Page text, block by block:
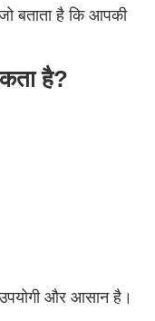
बताता है कि आपकी
है?
और आसान है।